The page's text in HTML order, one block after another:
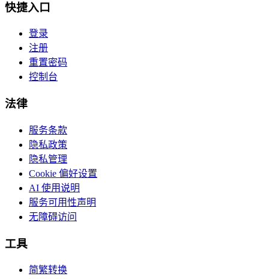
快捷入口
登录
注册
重置密码
控制台
法律
服务条款
隐私政策
隐私管理
Cookie 偏好设置
AI 使用说明
服务可用性声明
无障碍访问
工具
简繁转换